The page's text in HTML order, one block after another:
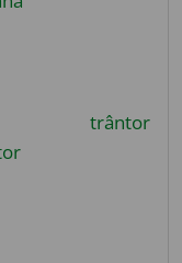
trântor